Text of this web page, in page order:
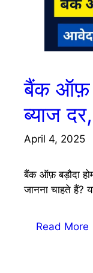
बैंक ऑफ़
ब्याज
April 4, 2025
बैंक ऑफ़ बड़ौदा
जानना चाहते हैं?
Read More